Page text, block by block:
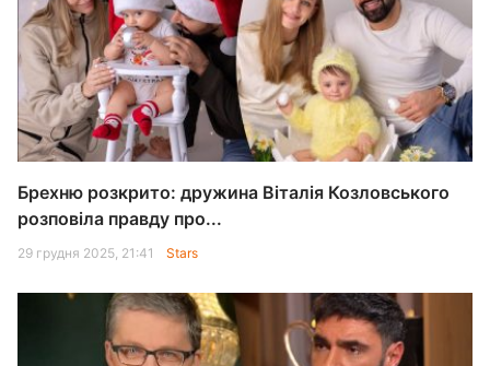
Брехню розкрито: дружина Віталія Козловського
розповіла правду про...
29 грудня 2025, 21:41 Stars